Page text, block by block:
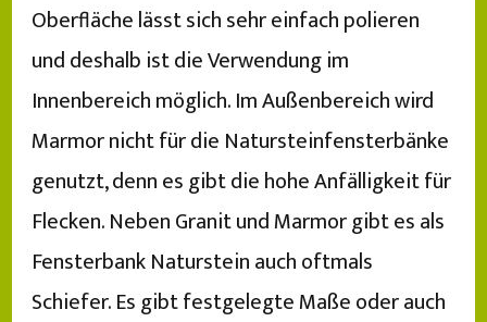
Oberfläche lässt sich sehr einfach polieren
und deshalb ist die Verwendung im
Innenbereich möglich. Im Außenbereich wird
Marmor nicht für die Natursteinfensterbänke
genutzt, denn es gibt die hohe Anfälligkeit für
Flecken. Neben Granit und Marmor gibt es als
Fensterbank Naturstein auch oftmals
Schiefer. Es gibt festgelegte Maße oder auch